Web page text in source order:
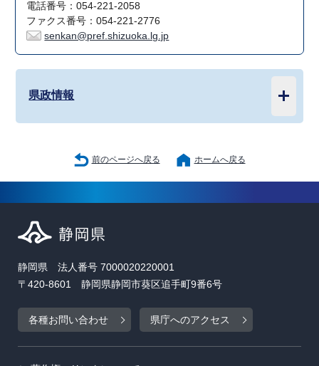
電話番号：054-221-2058
ファクス番号：054-221-2776
senkan@pref.shizuoka.lg.jp
県政情報
前のページへ戻る ホームへ戻る
静岡県 法人番号 7000020220001
〒420-8601 静岡県静岡市葵区追手町9番6号
各種お問い合わせ 県庁へのアクセス